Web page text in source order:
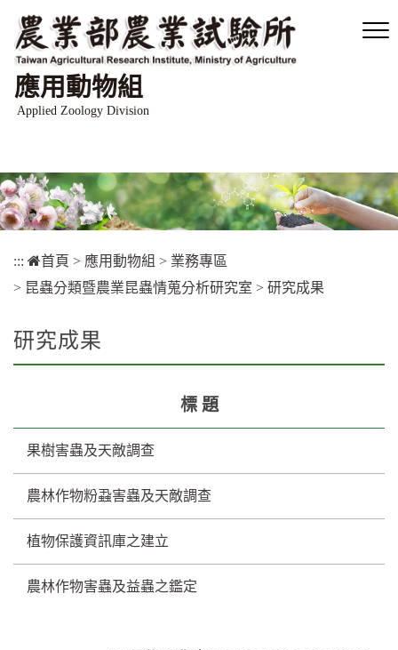
應用動物組
Applied Zoology Division
::: 首頁 > 應用動物組 > 業務專區
> 昆蟲分類暨農業昆蟲情蒐分析研究室 > 研究成果
研究成果
標 題
果樹害蟲及天敵調查
農林作物粉蝨害蟲及天敵調查
植物保護資訊庫之建立
農林作物害蟲及益蟲之鑑定